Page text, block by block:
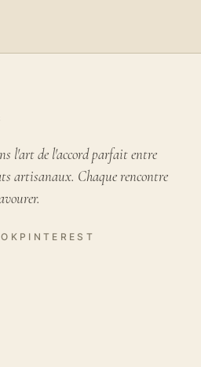
l'art de l'accord parfait entre
artisanaux. Chaque rencontre